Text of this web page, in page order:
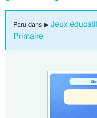
Paru dans ▶ Jeux
Primaire